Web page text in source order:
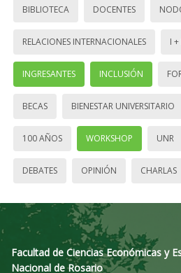
BIBLIOTECA DOCENTES
RELACIONES INTERNACIONALES I +
INGRESANTES INCLUSIÓN
BECAS BIENESTAR UNIVERSITARIO
100 AÑOS WORKSHOP UNR
DEBATES OPINIÓN CHARLAS
Facultad de Ciencias Económicas y
Nacional de Rosario